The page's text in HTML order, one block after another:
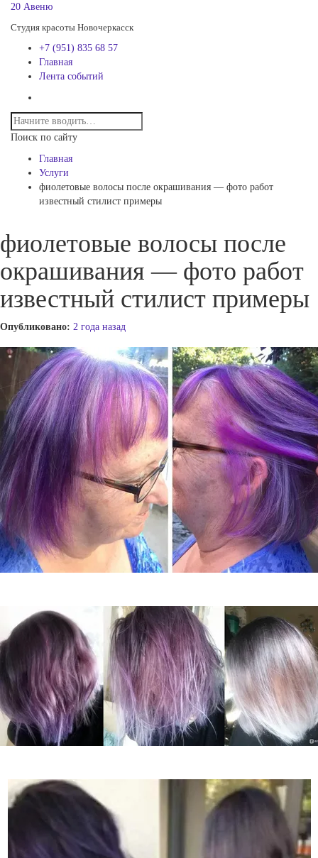
20 Авеню
Студия красоты Новочеркасск
+7 (951) 835 68 57
Главная
Лента событий
Поиск по сайту
Главная
Услуги
фиолетовые волосы после окрашивания — фото работ
известный стилист примеры
фиолетовые волосы после
окрашивания — фото работ
известный стилист примеры
Опубликовано: 2 года назад